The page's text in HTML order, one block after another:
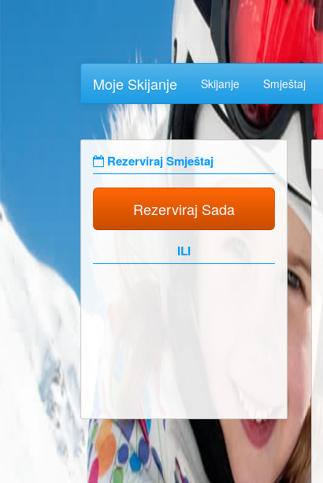
Moje Skijanje Skijanje Smještaj
Rezerviraj Smještaj
Rezerviraj Sada
ILI